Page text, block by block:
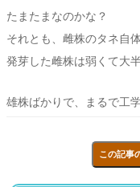
たまたまなのかな？
それとも、雌株のタネ自
発芽した雌株は弱くて大
雄株ばかりで、まるで工
この記事